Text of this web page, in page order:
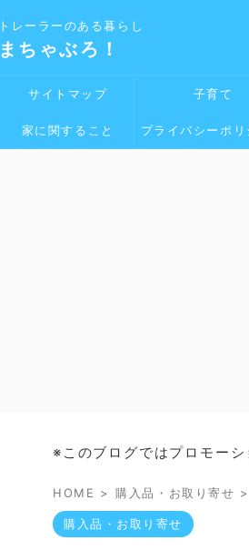
トレーラーのある暮らし
まちゃぶろ！
サイトマップ 子育て
家に関すること プライバシーポリ
※このブログではプロモーシ
HOME > 購入品・お取り寄せ >
購入品・お取り寄せ